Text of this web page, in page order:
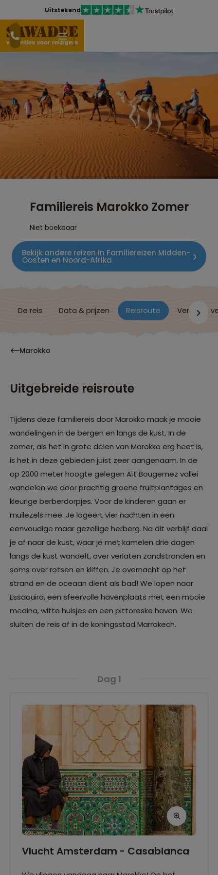
Uitstekend
Familiereis Marokko Zomer
Niet boekbaar
Bekijk andere reizen in Familiereizen Midden-
Oosten en Noord-Afrika
De reis Data & prijzen Reisroute Verblijf &
Marokko
Uitgebreide reisroute
Tijdens deze familiereis door Marokko maak je mooie
wandelingen in de bergen en langs de kust. In de
zomer, als het in grote delen van Marokko erg heet is,
is het in deze gebieden juist zeer aangenaam. In de
op 2000 meter hoogte gelegen Aït Bougemez vallei
wandelen we door prachtig groene fruitplantages en
kleurige berberdorpjes. Voor de kinderen gaan er
muilezels mee. Je logeert vier nachten in een
eenvoudige maar gezellige herberg. Na dit verblijf daal
je af naar de kust, waar je met kamelen drie dagen
langs de kust wandelt, over verlaten zandstranden en
soms over rotsen en kliffen. Je overnacht op het
strand en de oceaan dient als bad! We lopen naar
Essaouira, een sfeervolle havenplaats met een mooie
medina, witte huisjes en een pittoreske haven. We
sluiten de reis af in de koningsstad Marrakech.
Dag 1
Vlucht Amsterdam - Casablanca